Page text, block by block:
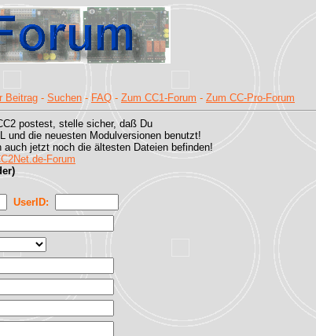
Beitrag - Suchen - FAQ - Zum CC1-Forum - Zum CC-Pro-Forum
postest, stelle sicher, daß Du
und die neuesten Modulversionen benutzt!
jetzt noch die ältesten Dateien befinden!
Forum
UserID: